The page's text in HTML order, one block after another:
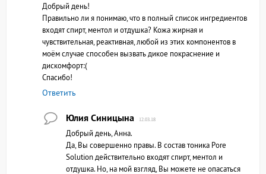
Добрый день!
Правильно ли я понимаю, что в полный список ингредиентов
входят спирт, ментол и отдушка? Кожа жирная и
чувствительная, реактивная, любой из этих компонентов в
моём случае способен вызвать дикое покраснение и
дискомфорт:(
Спасибо!
Ответить
Юлия Синицына 12.03.18
Добрый день, Анна.
Да, Вы совершенно правы. В состав тоника Pore
Solution действительно входят спирт, ментол и
отдушка. Но, на мой взгляд, Вы можете не опасаться